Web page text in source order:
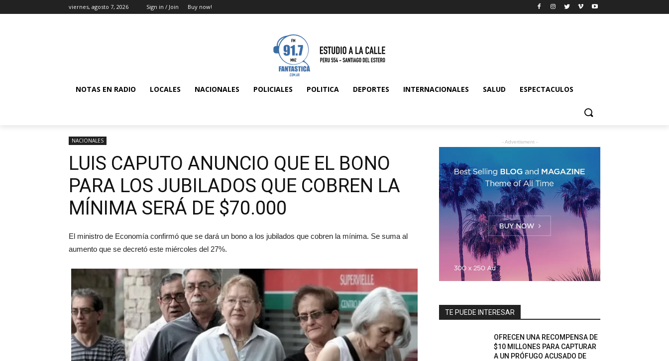
viernes, agosto 7, 2026 Sign in / Join Buy now!
NOTAS EN RADIO LOCALES NACIONALES POLICIALES POLITICA DEPORTES INTERNACIONALES SALUD ESPECTACULOS
NACIONALES
LUIS CAPUTO ANUNCIO QUE EL BONO
PARA LOS JUBILADOS QUE COBREN LA
MÍNIMA SERÁ DE $70.000
El ministro de Economía confirmó que se dará un bono a los jubilados que cobren la mínima. Se suma al
aumento que se decretó este miércoles del 27%.
- Advertisment -
TE PUEDE INTERESAR
OFRECEN UNA RECOMPENSA DE
$10 MILLONES PARA CAPTURAR
A UN PRÓFUGO ACUSADO DE